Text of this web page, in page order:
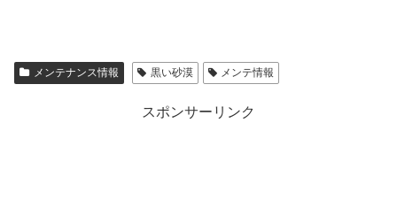
メンテナンス情報 黒い砂漠 メンテ情報
スポンサーリンク